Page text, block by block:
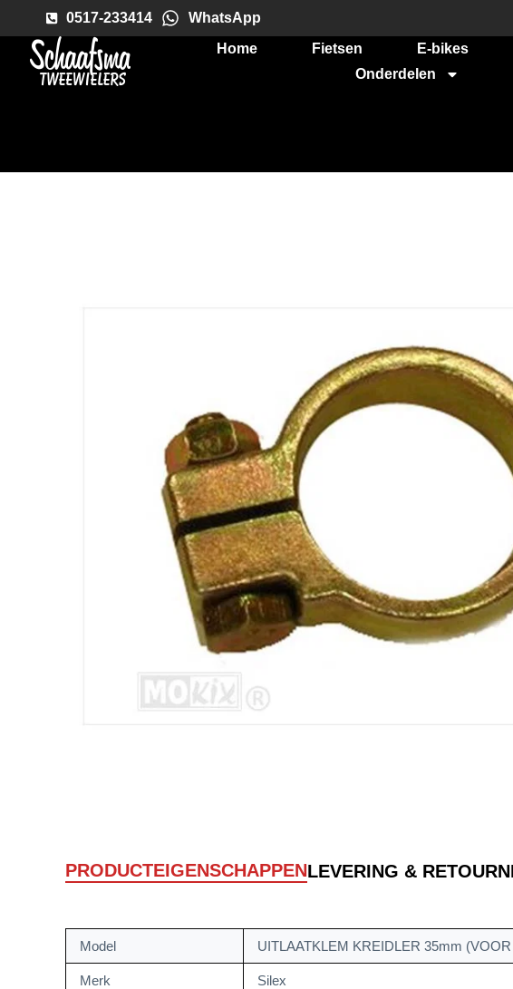
0517-233414
WhatsApp
Home
Fietsen E-bikes
Onderdelen
PRODUCTEIGENSCHAPPENLEVERING &
Model UITLAATKLEM KREIDLER 35mm
Merk Silex